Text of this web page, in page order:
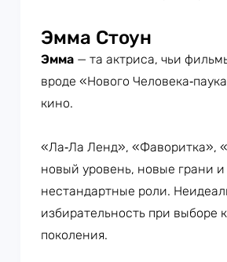
Эмма Стоун
Эмма — та актриса, чьи
вроде «Нового
кино.
«Ла‑Ла Ленд», «Фаворитка»,
новый уровень, новые грани
нестандартные роли.
избирательность при выборе
поколения.